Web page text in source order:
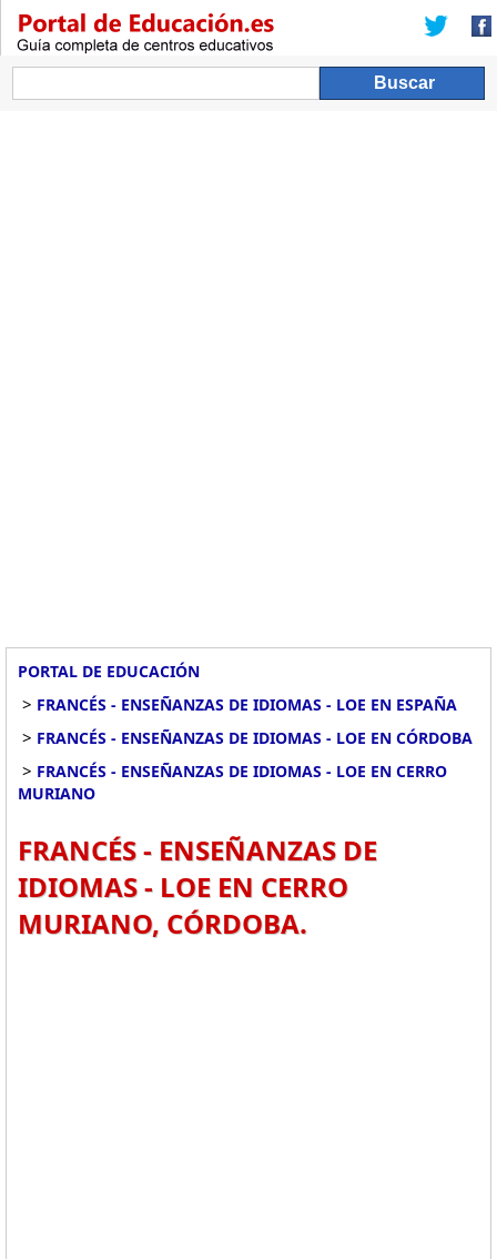
PORTAL DE EDUCACIÓN
> FRANCÉS - ENSEÑANZAS DE IDIOMAS - LOE EN ESPAÑA
> FRANCÉS - ENSEÑANZAS DE IDIOMAS - LOE EN CÓRDOBA
> FRANCÉS - ENSEÑANZAS DE IDIOMAS - LOE EN CERRO
MURIANO
FRANCÉS - ENSEÑANZAS DE
IDIOMAS - LOE EN CERRO
MURIANO, CÓRDOBA.